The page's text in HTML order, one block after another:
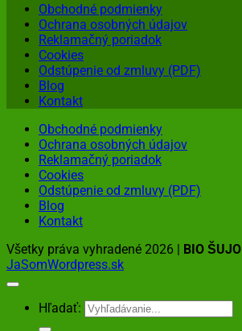
Obchodné podmienky
Ochrana osobných údajov
Reklamačný poriadok
Cookies
Odstúpenie od zmluvy (PDF)
Blog
Kontakt
Obchodné podmienky
Ochrana osobných údajov
Reklamačný poriadok
Cookies
Odstúpenie od zmluvy (PDF)
Blog
Kontakt
Všetky práva vyhradené 2026 | BIO ŠUJO
JaSomWordpress.sk
Hľadať: